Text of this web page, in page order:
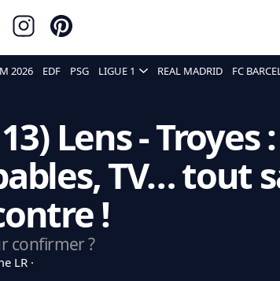
2026 EDF PSG LIGUE 1 REAL MADRID FC
Lens - Troyes
TV… tout
!
confirmer ?
LR